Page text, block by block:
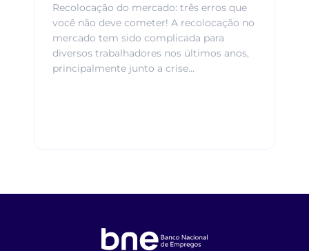
Recolocação do mercado: três erros que
você não deve cometer! A recolocação no
mercado tem sido complicada para
diversos trabalhadores nos últimos anos,
principalmente junto a crise...